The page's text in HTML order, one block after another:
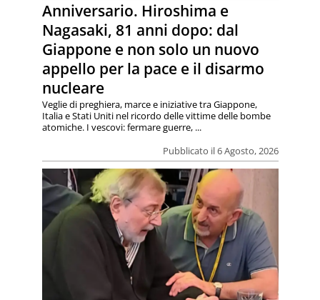
Anniversario. Hiroshima e
Nagasaki, 81 anni dopo: dal
Giappone e non solo un nuovo
appello per la pace e il disarmo
nucleare
Pubblicato il 6 Agosto, 2026
Veglie di preghiera, marce e iniziative tra Giappone,
Italia e Stati Uniti nel ricordo delle vittime delle bombe
atomiche. I vescovi: fermare guerre, ...